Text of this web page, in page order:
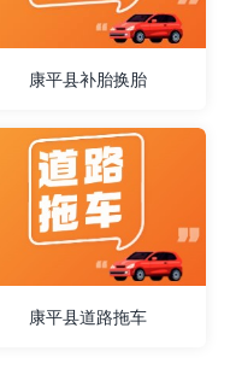
康平县补胎换胎
康平县道路拖车